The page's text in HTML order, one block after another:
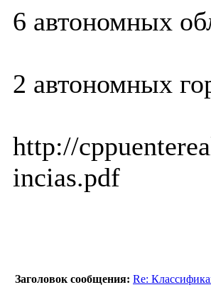
6 автономных
2 автономных
http://
incias.pdf
Заголовок сообщения: Re: